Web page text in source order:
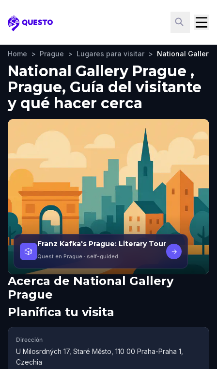
Questo
Home > Prague > Lugares para visitar > National Gallery
National Gallery Prague ,
Prague, Guía del visitante
y qué hacer cerca
🎲
Franz Kafka's Prague: Literary Tour
Quest en Prague · self-guided
→
Acerca de National Gallery
Prague
Planifica tu visita
Dirección
U Milosrdných 17, Staré Město, 110 00 Praha-Praha 1,
Czechia